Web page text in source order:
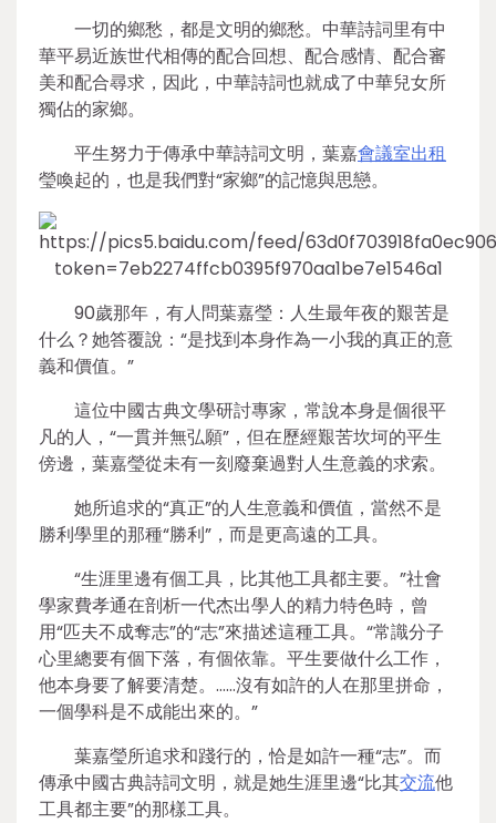
一切的鄉愁，都是文明的鄉愁。中華詩詞里有中
華平易近族世代相傳的配合回想、配合感情、配合審
美和配合尋求，因此，中華詩詞也就成了中華兒女所
獨佔的家鄉。
平生努力于傳承中華詩詞文明，葉嘉會議室出租
瑩喚起的，也是我們對“家鄉”的記憶與思戀。
90歲那年，有人問葉嘉瑩：人生最年夜的艱苦是
什么？她答覆說：“是找到本身作為一小我的真正的意
義和價值。”
這位中國古典文學研討專家，常說本身是個很平
凡的人，“一貫并無弘願”，但在歷經艱苦坎坷的平生
傍邊，葉嘉瑩從未有一刻廢棄過對人生意義的求索。
她所追求的“真正”的人生意義和價值，當然不是
勝利學里的那種“勝利”，而是更高遠的工具。
“生涯里邊有個工具，比其他工具都主要。”社會
學家費孝通在剖析一代杰出學人的精力特色時，曾
用“匹夫不成奪志”的“志”來描述這種工具。“常識分子
心里總要有個下落，有個依靠。平生要做什么工作，
他本身要了解要清楚。……沒有如許的人在那里拼命，
一個學科是不成能出來的。”
葉嘉瑩所追求和踐行的，恰是如許一種“志”。而
傳承中國古典詩詞文明，就是她生涯里邊“比其交流他
工具都主要”的那樣工具。